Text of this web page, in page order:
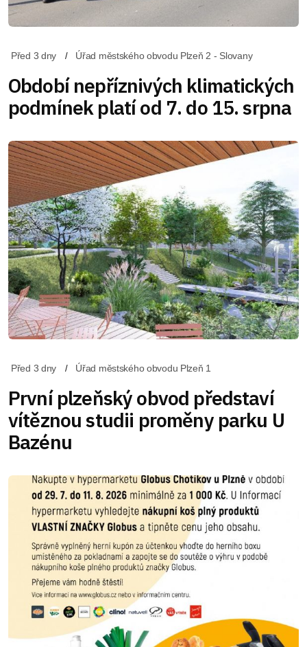
Před 3 dny Úřad městského obvodu Plzeň 2 - Slovany
Období nepříznivých klimatických
podmínek platí od 7. do 15. srpna
Před 3 dny Úřad městského obvodu Plzeň 1
První plzeňský obvod představí
vítěznou studii proměny parku U
Bazénu